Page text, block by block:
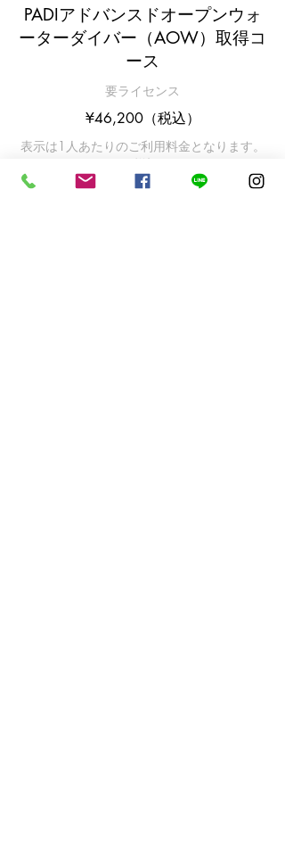
PADIアドバンスドオープンウォ
ーターダイバー（AOW）取得コ
ース
要ライセンス
¥46,200（税込）
表示は1人あたりのご利用料金となります。
（税込）
予約する